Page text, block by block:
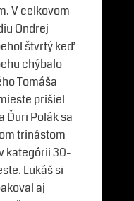
V celkovom
Ondrej
štvrtý keď
chýbalo
Tomáša
prišiel
Ďuri Polák sa
trinástom
kategórii 30-
Lukáš si
aj